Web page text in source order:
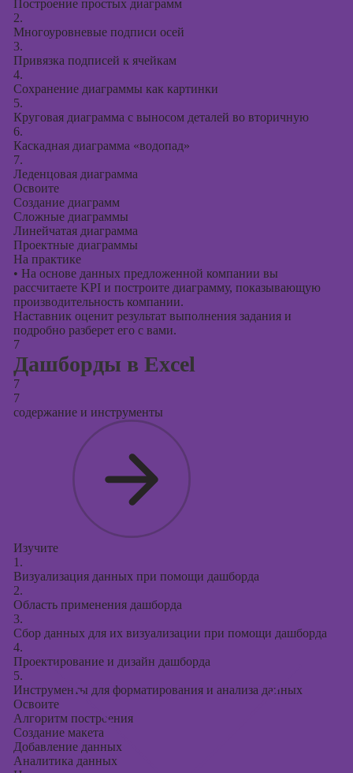
Построение простых диаграмм
2.
Многоуровневые подписи осей
3.
Привязка подписей к ячейкам
4.
Сохранение диаграммы как картинки
5.
Круговая диаграмма с выносом деталей во вторичную
6.
Каскадная диаграмма «водопад»
7.
Леденцовая диаграмма
Освоите
Создание диаграмм
Сложные диаграммы
Линейчатая диаграмма
Проектные диаграммы
На практике
• На основе данных предложенной компании вы
рассчитаете KPI и построите диаграмму, показывающую
производительность компании.
Наставник оценит результат выполнения задания и
подробно разберет его с вами.
7
Дашборды в Excel
7
7
содержание и инструменты
Изучите
1.
Визуализация данных при помощи дашборда
2.
Область применения дашборда
3.
Сбор данных для их визуализации при помощи дашборда
4.
Проектирование и дизайн дашборда
5.
Инструменты для форматирования и анализа данных
Освоите
Алгоритм построения
Создание макета
Добавление данных
Аналитика данных